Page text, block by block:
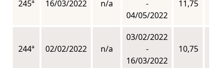
245ª 16/03/2022 n/a
-
04/05/2022
11,75
244ª 02/02/2022 n/a
03/02/2022
-
16/03/2022
10,75